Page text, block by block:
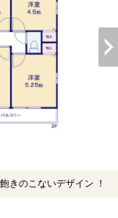
きのこないデザイン ！